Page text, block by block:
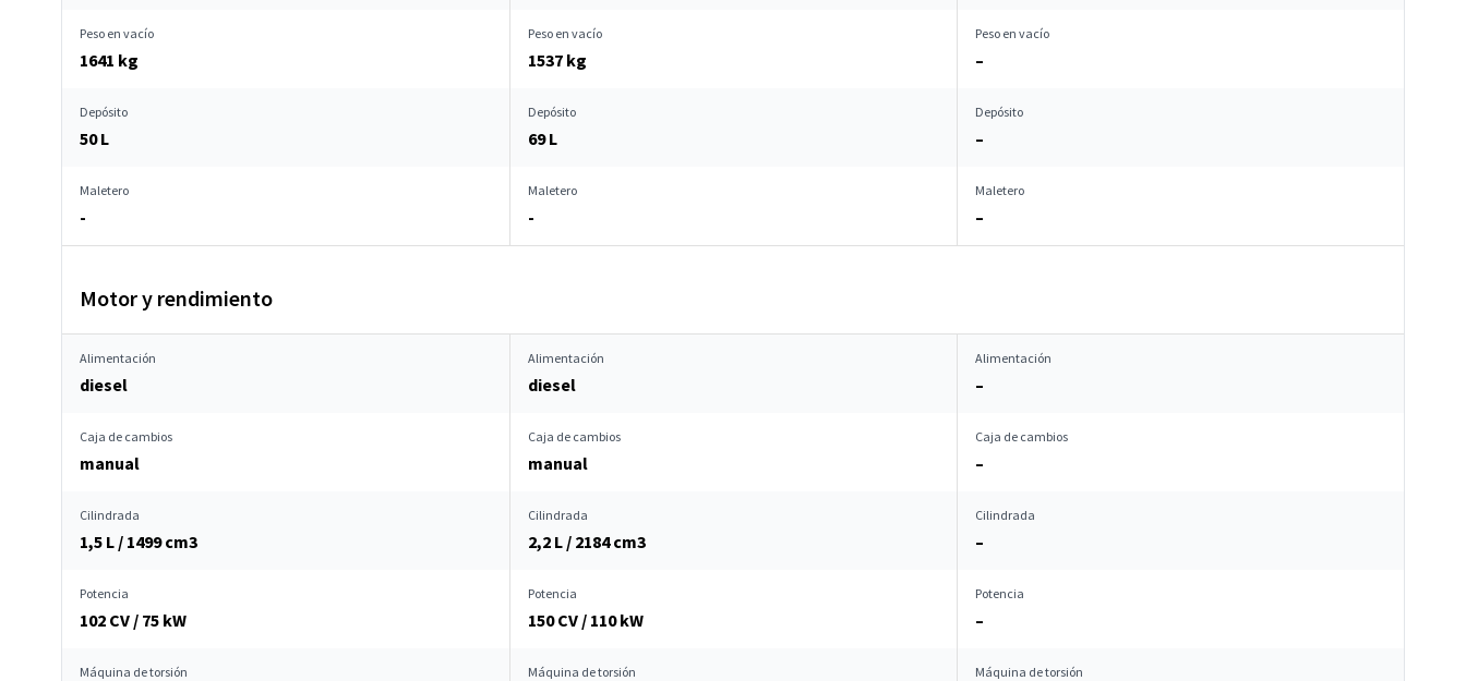
Peso en vacío
1641 kg
Peso en vacío
1537 kg
Peso en vacío
–
Depósito
50 L
Depósito
69 L
Depósito
–
Maletero
-
Maletero
-
Maletero
–
Motor y rendimiento
Alimentación
diesel
Alimentación
diesel
Alimentación
–
Caja de cambios
manual
Caja de cambios
manual
Caja de cambios
–
Cilindrada
1,5 L / 1499 cm3
Cilindrada
2,2 L / 2184 cm3
Cilindrada
–
Potencia
102 CV / 75 kW
Potencia
150 CV / 110 kW
Potencia
–
Máquina de torsión Máquina de torsión Máquina de torsión